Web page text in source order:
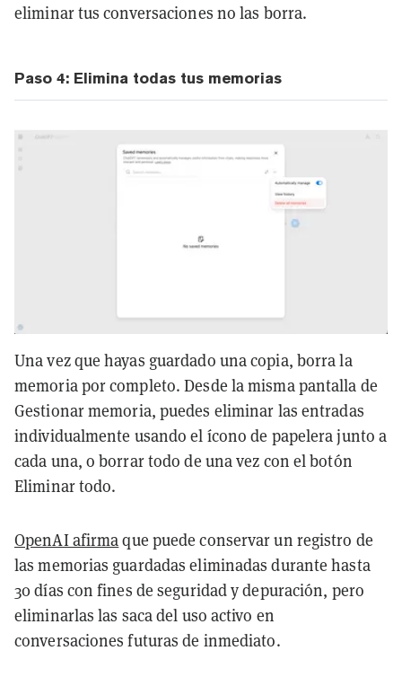
eliminar tus conversaciones no las borra.
Paso 4: Elimina todas tus memorias
Una vez que hayas guardado una copia, borra la
memoria por completo. Desde la misma pantalla de
Gestionar memoria, puedes eliminar las entradas
individualmente usando el ícono de papelera junto a
cada una, o borrar todo de una vez con el botón
Eliminar todo.
OpenAI afirmaque puede conservar un registro de
las memorias guardadas eliminadas durante hasta
30 días con fines de seguridad y depuración, pero
eliminarlas las saca del uso activo en
conversaciones futuras de inmediato.